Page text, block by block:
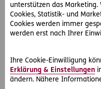
unterstützen das
Cookies, Statistik- und
Cookies werden immer
werden erst nach Ihrer
Ihre Cookie-Einwilligung
Erklärung & Einstellungen
ändern. Nähere
Spezialangeboten in der
Gewerbe- und
Details und weitere
Folgen Sie uns auch
aufFacebook,Instagram